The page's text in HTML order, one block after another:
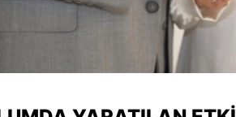
Şanlıurfa
Uşak